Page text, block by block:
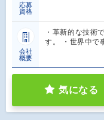
応募
資格
会社
概要
・革新的な技術
す。 ・世界中で
気になる